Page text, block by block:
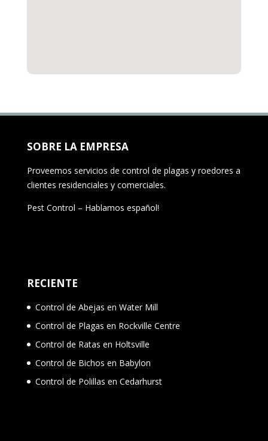
SOBRE LA EMPRESA
Proveemos servicios de control de plagas y roedores a
clientes residenciales y comerciales.
Pest Control – Hablamos español!
RECIENTE
Control de Abejas en Water Mill
Control de Plagas en Rockville Centre
Control de Ratas en Holtsville
Control de Bichos en Babylon
Control de Polillas en Cedarhurst